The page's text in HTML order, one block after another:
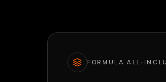
FORMULA ALL-